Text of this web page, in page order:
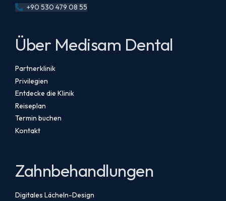
+90 530 479 08 55
Über Medisam Dental
Partnerklinik
Privilegien
Entdecke die Klinik
Reiseplan
Termin buchen
Kontakt
Zahnbehandlungen
Digitales Lächeln-Design